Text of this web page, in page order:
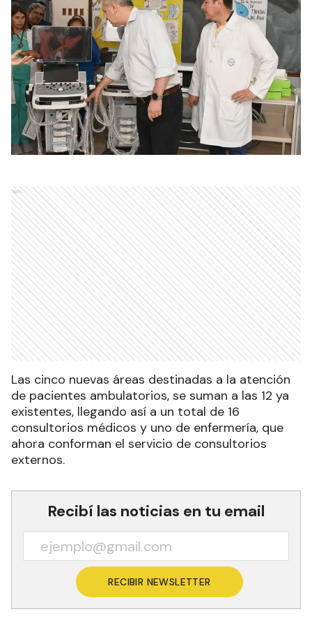
Ads
Las cinco nuevas áreas destinadas a la atención
de pacientes ambulatorios, se suman a las 12 ya
existentes, llegando así a un total de 16
consultorios médicos y uno de enfermería, que
ahora conforman el servicio de consultorios
externos.
Recibí las noticias en tu email
RECIBIR NEWSLETTER